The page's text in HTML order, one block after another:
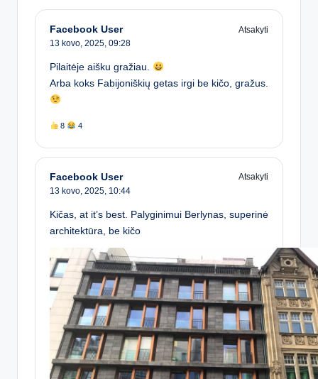
Facebook User
Atsakyti
13 kovo, 2025, 09:28
Pilaitėje aišku gražiau.
Arba koks Fabijoniškių getas irgi be kičo, gražus.
8 4
Facebook User
Atsakyti
13 kovo, 2025, 10:44
Kičas, at it’s best. Palyginimui Berlynas, superinė
architektūra, be kičo